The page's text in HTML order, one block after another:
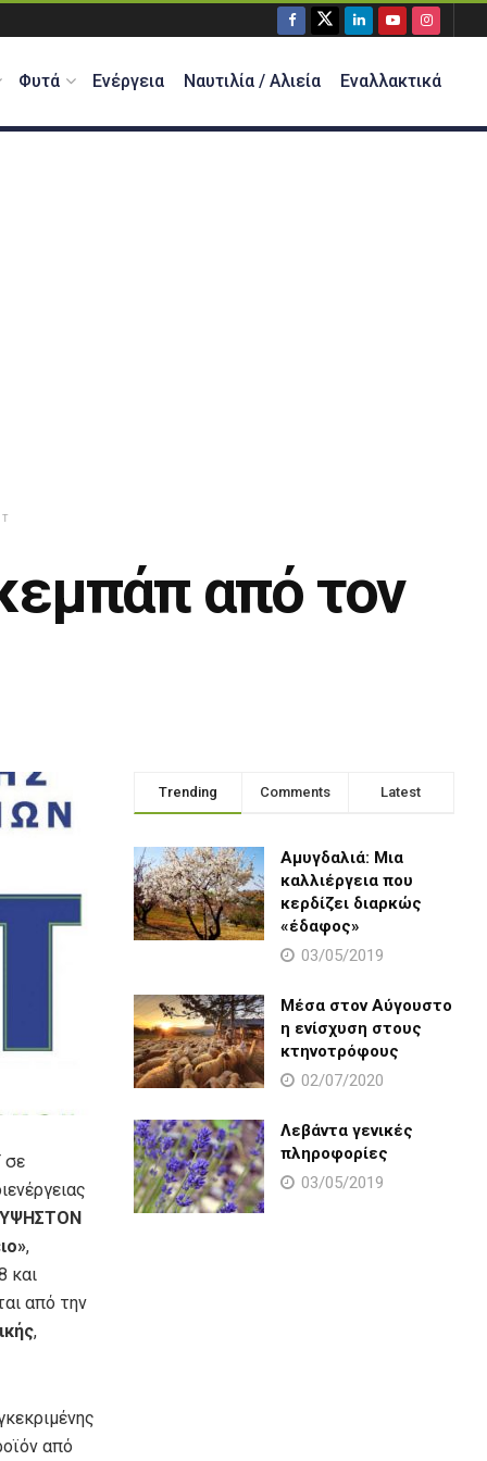
Φυτά Ενέργεια Ναυτιλία / Αλιεία Εναλλακτικά
από τον
σε
,
και
από την
,
από
Trending Comments Latest
Αμυγδαλιά: Μια
καλλιέργεια που
κερδίζει διαρκώς
«έδαφος»
03/05/2019
Μέσα στον Αύγουστο
η ενίσχυση στους
κτηνοτρόφους
02/07/2020
Λεβάντα γενικές
πληροφορίες
03/05/2019